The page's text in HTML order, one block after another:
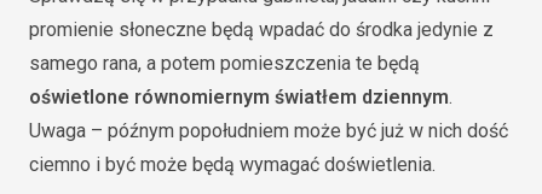
promienie słoneczne będą wpadać do środka jedynie z
samego rana, a potem pomieszczenia te będą
oświetlone równomiernym światłem dziennym.
Uwaga – późnym popołudniem może być już w nich dość
ciemno i być może będą wymagać doświetlenia.